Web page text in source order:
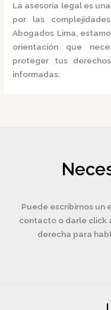
La asesoría legal es
por las
Abogados Lima,
orientación que
proteger tus
informadas.
Puede escribirnos un
contacto o darle click
derecha para